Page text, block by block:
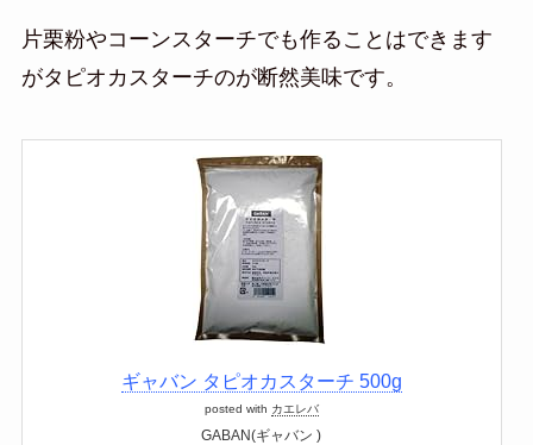
片栗粉やコーンスターチでも作ることはできます
がタピオカスターチのが断然美味です。
ギャバン タピオカスターチ 500g
posted with カエレバ
GABAN(ギャバン )